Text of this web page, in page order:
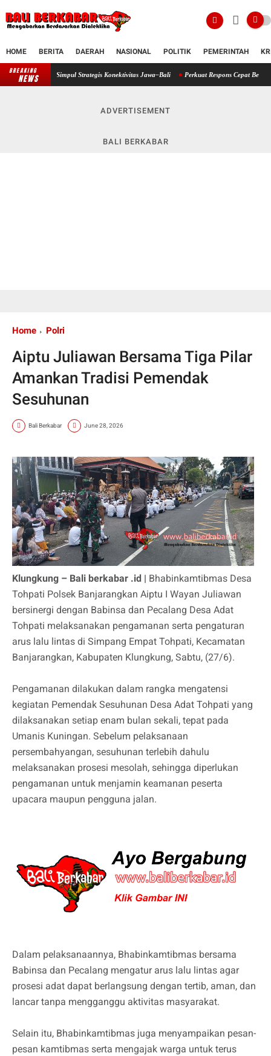
HOME BERITA DAERAH NASIONAL POLITIK PEMERINTAH
BREAKING
NEWS
Pelabuhan Celukan Bawang Matangkan Kesiapan, Didorong Jadi Simpul Strategis
ADVERTISEMENT
BALI BERKABAR
Home Polri
Aiptu Juliawan Bersama Tiga Pilar
Amankan Tradisi Pemendak
Sesuhunan
Bali Berkabar June 28, 2026
Klungkung – Bali berkabar .id | Bhabinkamtibmas Desa
Tohpati Polsek Banjarangkan Aiptu I Wayan Juliawan
bersinergi dengan Babinsa dan Pecalang Desa Adat
Tohpati melaksanakan pengamanan serta pengaturan
arus lalu lintas di Simpang Empat Tohpati, Kecamatan
Banjarangkan, Kabupaten Klungkung, Sabtu, (27/6).
Pengamanan dilakukan dalam rangka mengatensi
kegiatan Pemendak Sesuhunan Desa Adat Tohpati yang
dilaksanakan setiap enam bulan sekali, tepat pada
Umanis Kuningan. Sebelum pelaksanaan
persembahyangan, sesuhunan terlebih dahulu
melaksanakan prosesi mesolah, sehingga diperlukan
pengamanan untuk menjamin keamanan peserta
upacara maupun pengguna jalan.
Dalam pelaksanaannya, Bhabinkamtibmas bersama
Babinsa dan Pecalang mengatur arus lalu lintas agar
prosesi adat dapat berlangsung dengan tertib, aman, dan
lancar tanpa mengganggu aktivitas masyarakat.
Selain itu, Bhabinkamtibmas juga menyampaikan pesan-
pesan kamtibmas serta mengajak warga untuk terus